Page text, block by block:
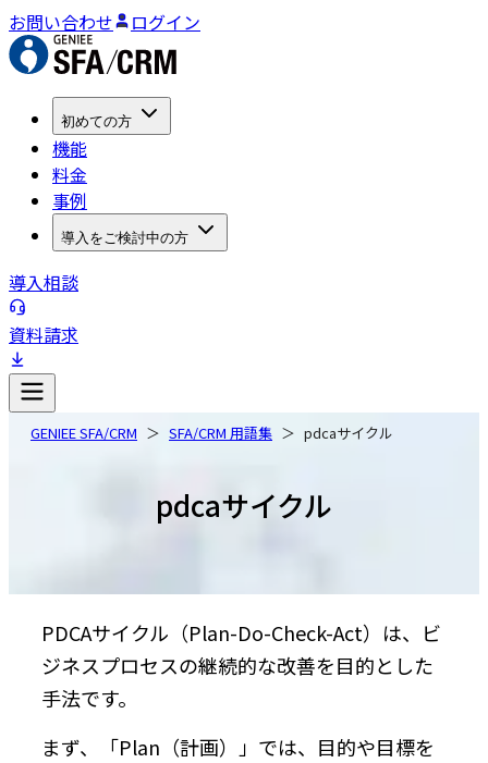
お問い合わせ ログイン
初めての方
機能
料金
事例
導入をご検討中の方
導入相談
資料請求
GENIEE SFA/CRM SFA/CRM 用語集 pdcaサイクル
pdcaサイクル
PDCAサイクル（Plan-Do-Check-Act）は、ビ
ジネスプロセスの継続的な改善を目的とした
手法です。
まず、「Plan（計画）」では、目的や目標を